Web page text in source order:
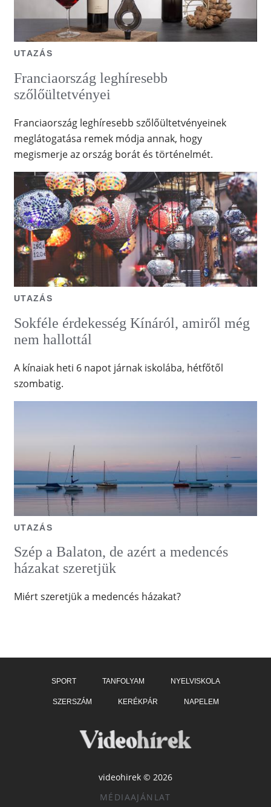
UTAZÁS
Franciaország leghíresebb
szőlőültetvényei
Franciaország leghíresebb szőlőültetvényeinek
meglátogatása remek módja annak, hogy
megismerje az ország borát és történelmét.
UTAZÁS
Sokféle érdekesség Kínáról, amiről még
nem hallottál
A kínaiak heti 6 napot járnak iskolába, hétfőtől
szombatig.
UTAZÁS
Szép a Balaton, de azért a medencés
házakat szeretjük
Miért szeretjük a medencés házakat?
SPORT TANFOLYAM NYELVISKOLA
SZERSZÁM KERÉKPÁR NAPELEM
videohirek © 2026
MÉDIAAJÁNLAT